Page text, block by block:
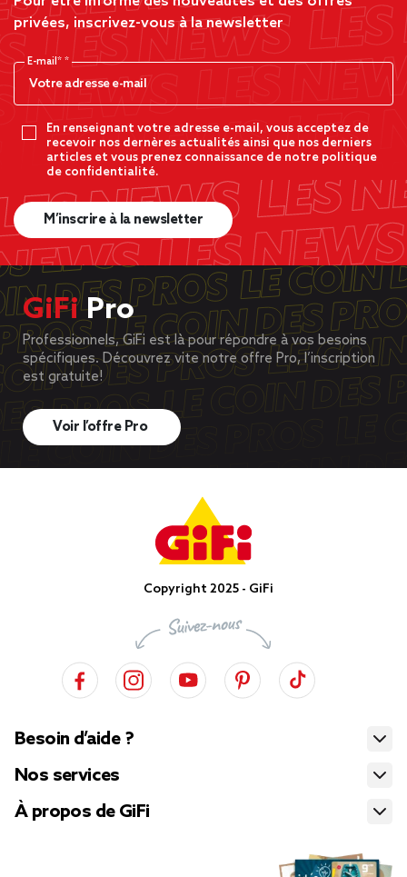
privées, inscrivez-vous à la newsletter
E-mail*
En renseignant votre adresse e-mail, vous acceptez de
recevoir nos dernères actualités ainsi que nos derniers
articles et vous prenez connaissance de notre politique
de confidentialité.
M’inscrire à la newsletter
GiFiPro
Professionnels, GiFi est là pour répondre à vos besoins
spécifiques. Découvrez vite notre offre Pro, l’inscription
est gratuite!
Voir l’offre Pro
Copyright 2025 - GiFi
Besoin d’aide ?
Nos services
À propos de GiFi